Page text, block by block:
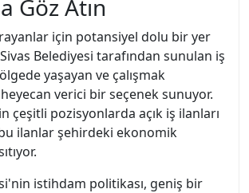
Göz Atın
için potansiyel dolu bir yer
Belediyesi tarafından sunulan iş
yaşayan ve çalışmak
verici bir seçenek sunuyor.
çeşitli pozisyonlarda açık iş ilanları
ilanlar şehirdeki ekonomik
istihdam politikası, geniş bir